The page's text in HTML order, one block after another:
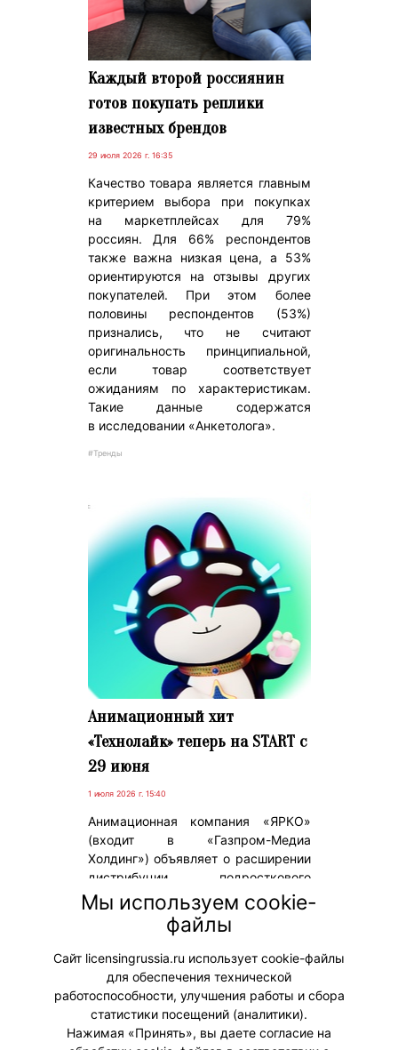
Каждый второй россиянин
готов покупать реплики
известных брендов
29 июля 2026 г. 16:35
Качество товара является главным
критерием выбора при покупках
на маркетплейсах для 79%
россиян. Для 66% респондентов
также важна низкая цена, а 53%
ориентируются на отзывы других
покупателей. При этом более
половины респондентов (53%)
признались, что не считают
оригинальность принципиальной,
если товар соответствует
ожиданиям по характеристикам.
Такие данные содержатся
в исследовании «Анкетолога».
#Тренды
Анимационный хит
«Технолайк» теперь на START с
29 июня
1 июля 2026 г. 15:40
Анимационная компания «ЯРКО»
(входит в «Газпром-Медиа
Холдинг») объявляет о расширении
дистрибуции подросткового
сериала «Технолайк». С 29 июня
серии первого сезона станут
доступными для зрителей онлайн-
кинотеатра START.
#ПродвижениеБренда
Мы используем cookie-
файлы
Сайт licensingrussia.ru использует cookie-файлы
для обеспечения технической
работоспособности, улучшения работы и сбора
статистики посещений (аналитики).
Нажимая «Принять», вы даете согласие на